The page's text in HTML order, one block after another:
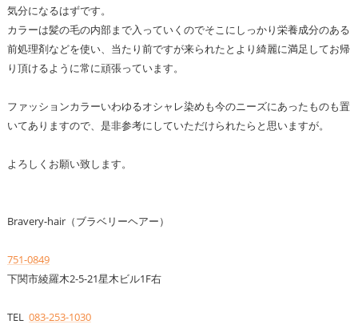
気分になるはずです。
カラーは髪の毛の内部まで入っていくのでそこにしっかり栄養成分のある
前処理剤などを使い、当たり前ですが来られたとより綺麗に満足してお帰
り頂けるように常に頑張っています。
ファッションカラーいわゆるオシャレ染めも今のニーズにあったものも置
いてありますので、是非参考にしていただけられたらと思いますが。
よろしくお願い致します。
Bravery-hair（ブラベリーヘアー）
751-0849
下関市綾羅木2-5-21星木ビル1F右
TEL 083-253-1030